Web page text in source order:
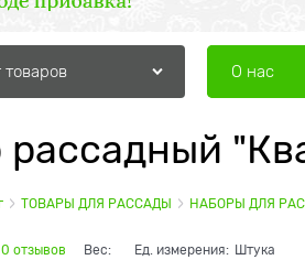
товаров О нас
ТОВАРЫ ДЛЯ РАССАДЫ НАБОРЫ ДЛЯ
0 отзывов Вес: Ед. измерения: Штука